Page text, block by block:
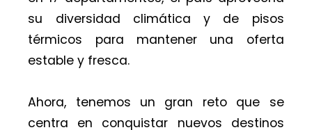
su diversidad climática y de pisos
térmicos para mantener una oferta
estable y fresca.
Ahora, tenemos un gran reto que se
centra en conquistar nuevos destinos